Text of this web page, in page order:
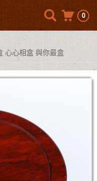
0
心心相盒 與你最盒